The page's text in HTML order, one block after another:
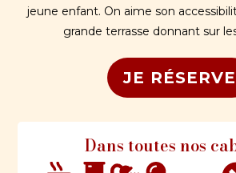
jeune enfant. On aime son
grande terrasse donnant sur
JE RÉSERVE
Dans toutes nos